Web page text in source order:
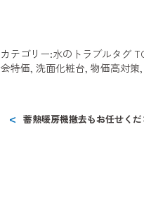
カテゴリー:水のトラブルタグ
会特価 ,洗面化粧台 ,物価高対策
蓄熱暖房機撤去もお任せくだ